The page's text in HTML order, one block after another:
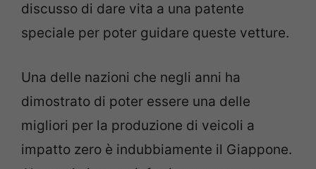
discusso di dare vita a una patente
speciale per poter guidare queste vetture.
Una delle nazioni che negli anni ha
dimostrato di poter essere una delle
migliori per la produzione di veicoli a
impatto zero è indubbiamente il Giappone.